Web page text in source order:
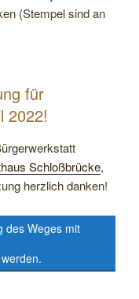
(Stempel sind an
für
2022!
Schloßbrücke,
herzlich danken!
des Weges mit